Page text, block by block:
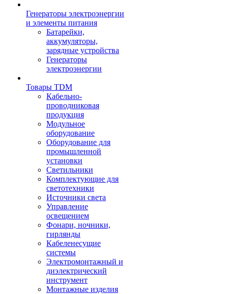
Генераторы электроэнергии
и элементы питания
Батарейки,
аккумуляторы,
зарядные устройства
Генераторы
электроэнергии
Товары TDM
Кабельно-
проводниковая
продукция
Модульное
оборудование
Оборудование для
промышленной
установки
Светильники
Комплектующие для
светотехники
Источники света
Управление
освещением
Фонари, ночники,
гирлянды
Кабеленесущие
системы
Электромонтажный и
диэлектрический
инструмент
Монтажные изделия